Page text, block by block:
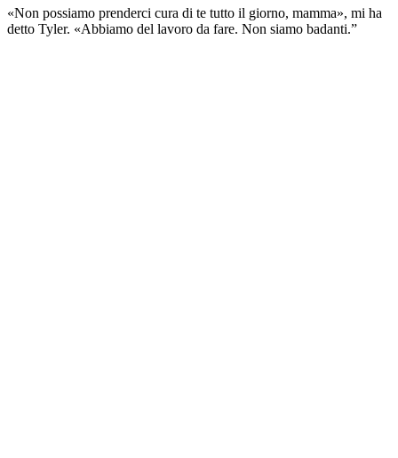
«Non possiamo prenderci cura di te tutto il giorno, mamma», mi ha
detto Tyler. «Abbiamo del lavoro da fare. Non siamo badanti.”